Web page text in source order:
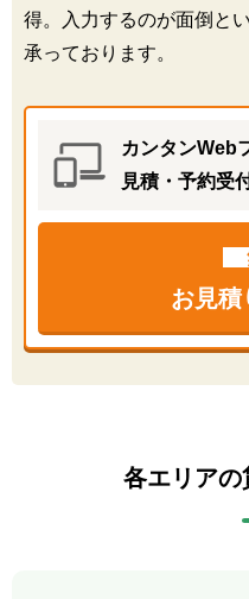
得。入力するのが面倒と
承っております。
カンタンWeb
見積・予約受
お見積
各エリアの